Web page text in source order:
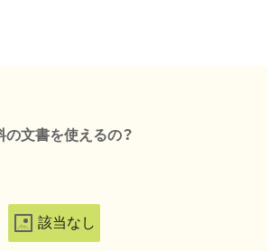
文書を使えるの？
該当なし